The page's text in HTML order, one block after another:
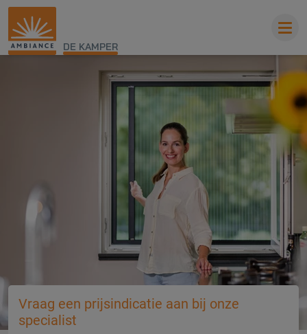
DE KAMPER
Vraag een prijsindicatie aan bij onze
specialist